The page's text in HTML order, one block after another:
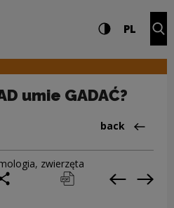
Settings and search
High contrast
PL
umie GADAĆ?
Back
back
, zwierzęta
print pobierz Previous